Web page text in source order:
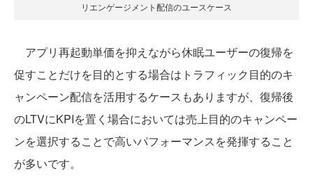
リエンゲージメント配信のユースケース
アプリ再起動単価を抑えながら休眠ユーザーの復帰を
促すことだけを目的とする場合はトラフィック目的のキ
ャンペーン配信を活用するケースもありますが、復帰後
のLTVにKPIを置く場合においては売上目的のキャンペー
ンを選択することで高いパフォーマンスを発揮すること
が多いです。